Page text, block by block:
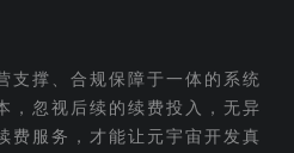
支撑、合规保障于一体的系统
，忽视后续的续费投入，无异
费服务，才能让元宇宙开发真